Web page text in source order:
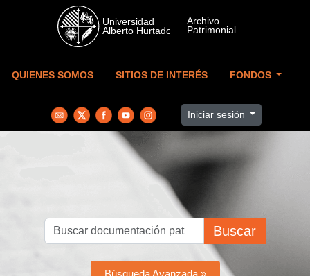
Skip to main content
QUIENES SOMOS SITIOS DE INTERÉS FONDOS
Iniciar sesión
Buscar
Búsqueda Avanzada »